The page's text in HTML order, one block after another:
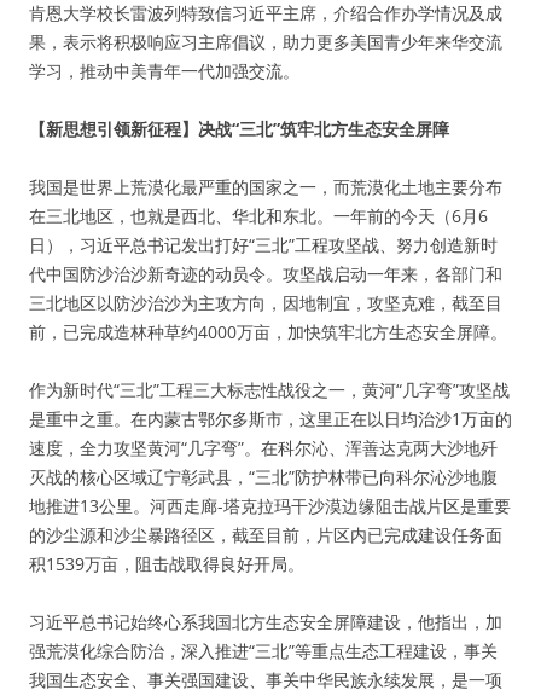
肯恩大学校长雷波列特致信习近平主席，介绍合作办学情况及成
果，表示将积极响应习主席倡议，助力更多美国青少年来华交流
学习，推动中美青年一代加强交流。
【新思想引领新征程】决战“三北”筑牢北方生态安全屏障
我国是世界上荒漠化最严重的国家之一，而荒漠化土地主要分布
在三北地区，也就是西北、华北和东北。一年前的今天（6月6
日），习近平总书记发出打好“三北”工程攻坚战、努力创造新时
代中国防沙治沙新奇迹的动员令。攻坚战启动一年来，各部门和
三北地区以防沙治沙为主攻方向，因地制宜，攻坚克难，截至目
前，已完成造林种草约4000万亩，加快筑牢北方生态安全屏障。
作为新时代“三北”工程三大标志性战役之一，黄河“几字弯”攻坚战
是重中之重。在内蒙古鄂尔多斯市，这里正在以日均治沙1万亩的
速度，全力攻坚黄河“几字弯”。在科尔沁、浑善达克两大沙地歼
灭战的核心区域辽宁彰武县，“三北”防护林带已向科尔沁沙地腹
地推进13公里。河西走廊-塔克拉玛干沙漠边缘阻击战片区是重要
的沙尘源和沙尘暴路径区，截至目前，片区内已完成建设任务面
积1539万亩，阻击战取得良好开局。
习近平总书记始终心系我国北方生态安全屏障建设，他指出，加
强荒漠化综合防治，深入推进“三北”等重点生态工程建设，事关
我国生态安全、事关强国建设、事关中华民族永续发展，是一项